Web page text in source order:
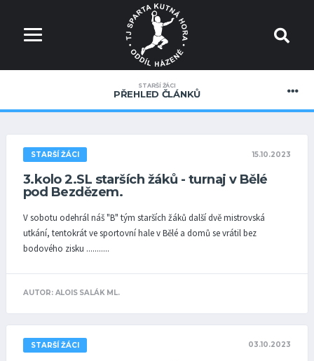
STARŠÍ ŽÁCI
PŘEHLED ČLÁNKŮ
STARŠÍ ŽÁCI 15.10.2023
3.kolo 2.SL starších žáků - turnaj v Bělé
pod Bezdězem.
V sobotu odehrál náš "B" tým starších žáků další dvě mistrovská
utkání, tentokrát ve sportovní hale v Bělé a domů se vrátil bez
bodového zisku ...........
AUTOR: ALOIS SALÁK ML.
STARŠÍ ŽÁCI 03.10.2023